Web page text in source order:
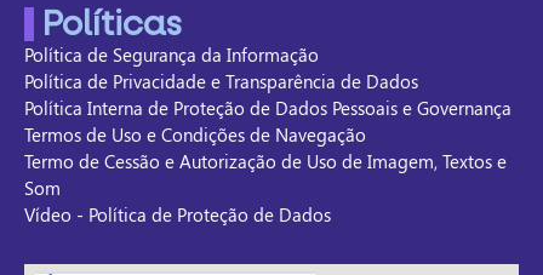
Políticas
Política de Segurança da Informação
Política de Privacidade e Transparência de Dados
Política Interna de Proteção de Dados Pessoais e Governança
Termos de Uso e Condições de Navegação
Termo de Cessão e Autorização de Uso de Imagem, Textos e
Som
Vídeo - Política de Proteção de Dados